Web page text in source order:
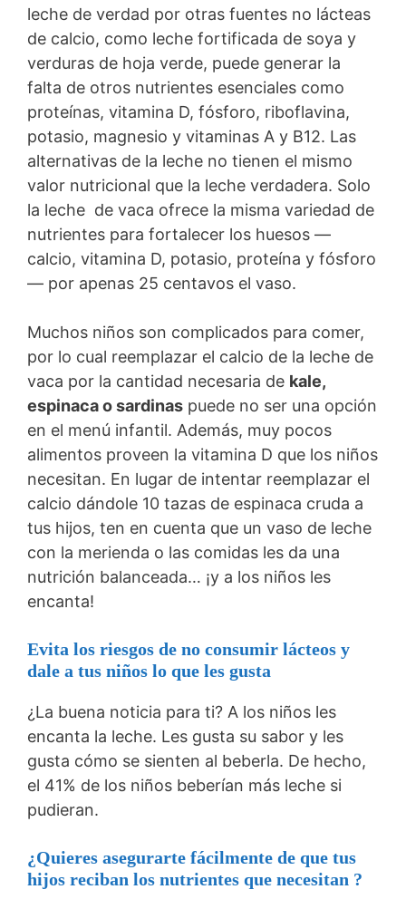
leche de verdad por otras fuentes no lácteas
de calcio, como leche fortificada de soya y
verduras de hoja verde, puede generar la
falta de otros nutrientes esenciales como
proteínas, vitamina D, fósforo, riboflavina,
potasio, magnesio y vitaminas A y B12. Las
alternativas de la leche no tienen el mismo
valor nutricional que la leche verdadera. Solo
la leche de vaca ofrece la misma variedad de
nutrientes para fortalecer los huesos —
calcio, vitamina D, potasio, proteína y fósforo
— por apenas 25 centavos el vaso.
Muchos niños son complicados para comer,
por lo cual reemplazar el calcio de la leche de
vaca por la cantidad necesaria de kale,
espinaca o sardinas puede no ser una opción
en el menú infantil. Además, muy pocos
alimentos proveen la vitamina D que los niños
necesitan. En lugar de intentar reemplazar el
calcio dándole 10 tazas de espinaca cruda a
tus hijos, ten en cuenta que un vaso de leche
con la merienda o las comidas les da una
nutrición balanceada… ¡y a los niños les
encanta!
Evita los riesgos de no consumir lácteos y
dale a tus niños lo que les gusta
¿La buena noticia para ti? A los niños les
encanta la leche. Les gusta su sabor y les
gusta cómo se sienten al beberla. De hecho,
el 41% de los niños beberían más leche si
pudieran.
¿Quieres asegurarte fácilmente de que tus
hijos reciban los nutrientes que necesitan ?